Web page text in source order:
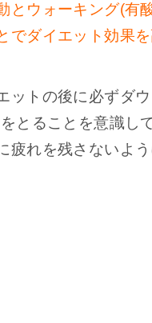
とウォーキング(有
でダイエット効果
ットの後に必ずダ
とることを意識し
疲れを残さないよ